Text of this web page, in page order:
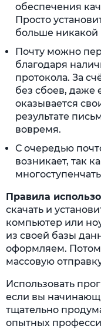
обеспечения
Просто
больше никакой
Почту можно
благодаря
протокола. За
без сбоев, даже
оказывается
результате
вовремя.
С очередью
возникает, так
Правила
скачать и
компьютер или
из своей базы
оформляем. Потом
массовую
Использовать
если вы
тщательно
опытных